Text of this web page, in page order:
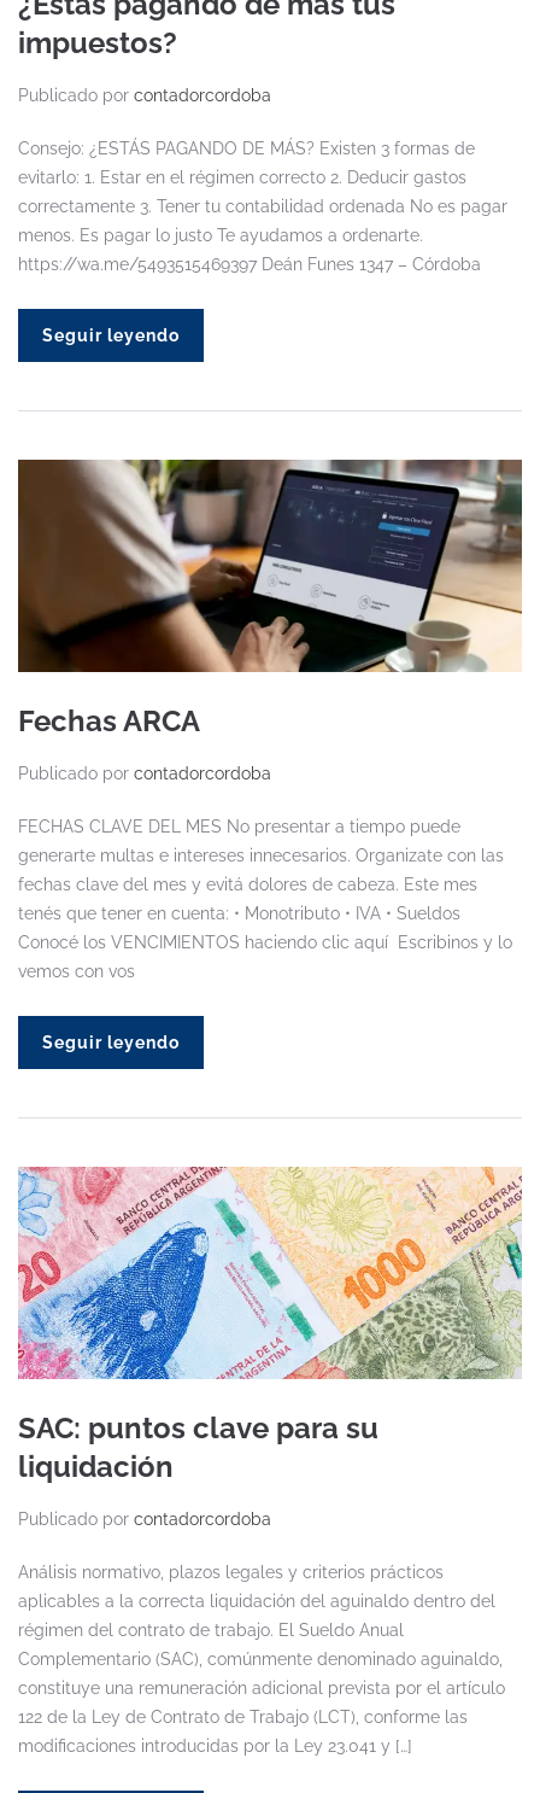
impuestos?
Publicado por contadorcordoba
Consejo: ¿ESTÁS PAGANDO DE MÁS? Existen 3 formas de
evitarlo: 1. Estar en el régimen correcto 2. Deducir gastos
correctamente 3. Tener tu contabilidad ordenada No es pagar
menos. Es pagar lo justo Te ayudamos a ordenarte.
https://wa.me/5493515469397 Deán Funes 1347 – Córdoba
Seguir leyendo
Fechas ARCA
Publicado por contadorcordoba
FECHAS CLAVE DEL MES No presentar a tiempo puede
generarte multas e intereses innecesarios. Organizate con las
fechas clave del mes y evitá dolores de cabeza. Este mes
tenés que tener en cuenta: • Monotributo • IVA • Sueldos
Conocé los VENCIMIENTOS haciendo clic aquí Escribinos y lo
vemos con vos
Seguir leyendo
SAC: puntos clave para su
liquidación
Publicado por contadorcordoba
Análisis normativo, plazos legales y criterios prácticos
aplicables a la correcta liquidación del aguinaldo dentro del
régimen del contrato de trabajo. El Sueldo Anual
Complementario (SAC), comúnmente denominado aguinaldo,
constituye una remuneración adicional prevista por el artículo
122 de la Ley de Contrato de Trabajo (LCT), conforme las
modificaciones introducidas por la Ley 23.041 y […]